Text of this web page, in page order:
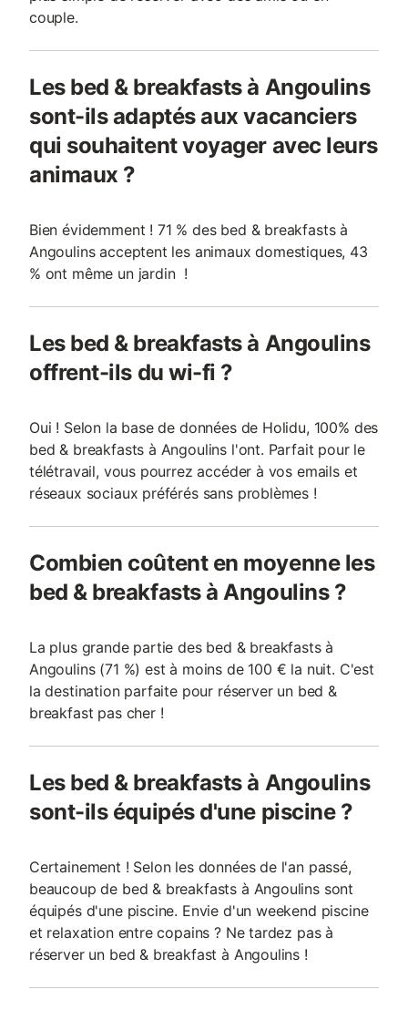
couple.
Les bed & breakfasts à Angoulins
sont-ils adaptés aux vacanciers
qui souhaitent voyager avec leurs
animaux ?
Bien évidemment ! 71 % des bed & breakfasts à
Angoulins acceptent les animaux domestiques, 43
% ont même un jardin !
Les bed & breakfasts à Angoulins
offrent-ils du wi-fi ?
Oui ! Selon la base de données de Holidu, 100% des
bed & breakfasts à Angoulins l'ont. Parfait pour le
télétravail, vous pourrez accéder à vos emails et
réseaux sociaux préférés sans problèmes !
Combien coûtent en moyenne les
bed & breakfasts à Angoulins ?
La plus grande partie des bed & breakfasts à
Angoulins (71 %) est à moins de 100 € la nuit. C'est
la destination parfaite pour réserver un bed &
breakfast pas cher !
Les bed & breakfasts à Angoulins
sont-ils équipés d'une piscine ?
Certainement ! Selon les données de l'an passé,
beaucoup de bed & breakfasts à Angoulins sont
équipés d'une piscine. Envie d'un weekend piscine
et relaxation entre copains ? Ne tardez pas à
réserver un bed & breakfast à Angoulins !